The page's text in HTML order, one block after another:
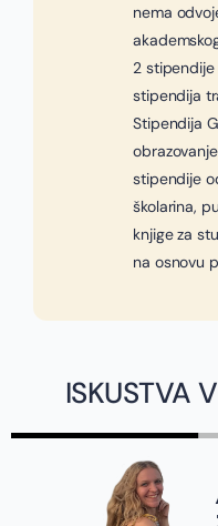
nema
2
stipendija
Stipendija
stipendije
školarina,
knjige za
na osnovu
ISKUSTVA